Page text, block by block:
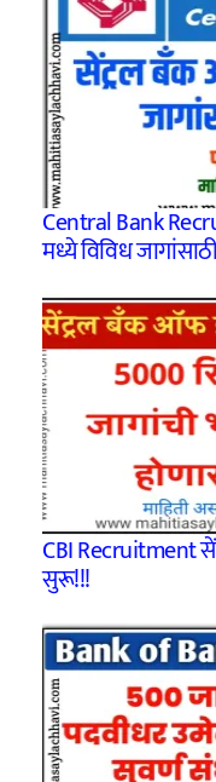
Central Bank
मध्ये विविध
CBI Recruitment
सुरू!!!